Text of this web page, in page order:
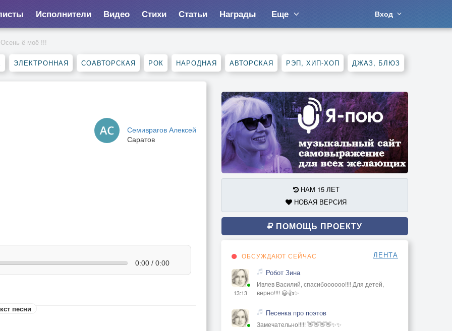
Исполнители Видео Стихи Статьи Награды Еще Вход
Осень ё моё !!!
ЭЛЕКТРОННАЯ СОАВТОРСКАЯ РОК НАРОДНАЯ АВТОРСКАЯ РЭП, ХИП-ХОП ДЖАЗ, БЛЮЗ
Семиврагов Алексей
Саратов
0:00 / 0:00
песни
НАМ 15 ЛЕТ
НОВАЯ ВЕРСИЯ
ПОМОЩЬ ПРОЕКТУ
ОБСУЖДАЮТ СЕЙЧАС ЛЕНТА
13:13
Робот Зина
Ивлев Василий, спасибоооооо!!!! Для детей,
верно!!!! 😃👍✨
Песенка про поэтов
Замечательно!!!!! 👋👋👋👋✨✨